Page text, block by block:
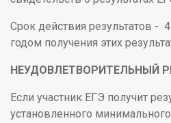
Срок действия результатов -
годом получения этих
НЕУДОВЛЕТВОРИТЕЛЬНЫЙ
Если участник ЕГЭ получит
установленного